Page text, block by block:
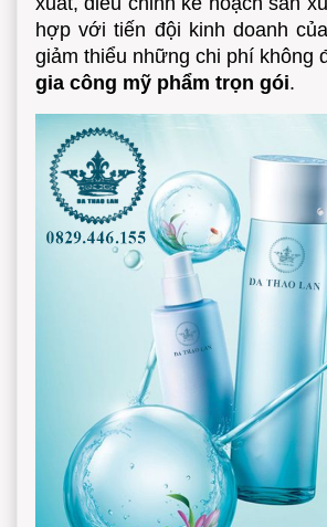
hợp với tiến đội kinh doanh
giảm thiểu những chi phí không
gia công mỹ phẩm trọn gói.